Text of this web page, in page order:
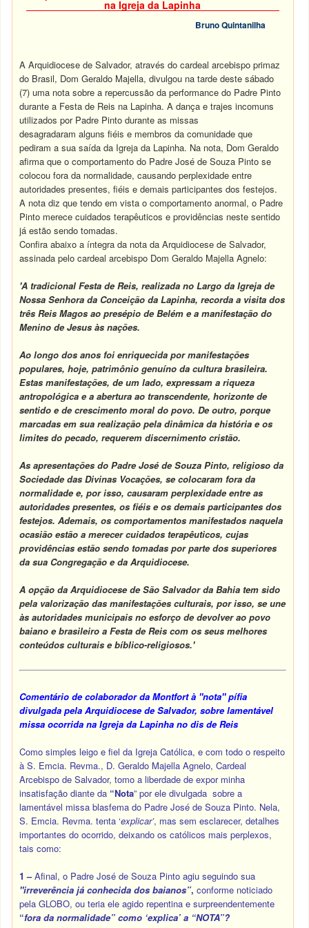
na Igreja da Lapinha
Bruno Quintanilha
A Arquidiocese de Salvador, através do cardeal arcebispo primaz
do Brasil, Dom Geraldo Majella, divulgou na tarde deste sábado
(7) uma nota sobre a repercussão da performance do Padre Pinto
durante a Festa de Reis na Lapinha. A dança e trajes incomuns
utilizados por Padre Pinto durante as missas
desagradaram alguns fiéis e membros da comunidade que
pediram a sua saída da Igreja da Lapinha. Na nota, Dom Geraldo
afirma que o comportamento do Padre José de Souza Pinto se
colocou fora da normalidade, causando perplexidade entre
autoridades presentes, fiéis e demais participantes dos festejos.
A nota diz que tendo em vista o comportamento anormal, o Padre
Pinto merece cuidados terapêuticos e providências neste sentido
já estão sendo tomadas.
Confira abaixo a íntegra da nota da Arquidiocese de Salvador,
assinada pelo cardeal arcebispo Dom Geraldo Majella Agnelo:
'A tradicional Festa de Reis, realizada no Largo da Igreja de
Nossa Senhora da Conceição da Lapinha, recorda a visita dos
três Reis Magos ao presépio de Belém e a manifestação do
Menino de Jesus às nações.
Ao longo dos anos foi enriquecida por manifestações
populares, hoje, patrimônio genuíno da cultura brasileira.
Estas manifestações, de um lado, expressam a riqueza
antropológica e a abertura ao transcendente, horizonte de
sentido e de crescimento moral do povo. De outro, porque
marcadas em sua realização pela dinâmica da história e os
limites do pecado, requerem discernimento cristão.
As apresentações do Padre José de Souza Pinto, religioso da
Sociedade das Divinas Vocações, se colocaram fora da
normalidade e, por isso, causaram perplexidade entre as
autoridades presentes, os fiéis e os demais participantes dos
festejos. Ademais, os comportamentos manifestados naquela
ocasião estão a merecer cuidados terapêuticos, cujas
providências estão sendo tomadas por parte dos superiores
da sua Congregação e da Arquidiocese.
A opção da Arquidiocese de São Salvador da Bahia tem sido
pela valorização das manifestações culturais, por isso, se une
às autoridades municipais no esforço de devolver ao povo
baiano e brasileiro a Festa de Reis com os seus melhores
conteúdos culturais e bíblico-religiosos.'
Comentário de colaborador da Montfort à "nota" pífia
divulgada pela Arquidiocese de Salvador, sobre lamentável
missa ocorrida na Igreja da Lapinha no dis de Reis
Como simples leigo e fiel da Igreja Católica, e com todo o respeito
à S. Emcia. Revma., D. Geraldo Majella Agnelo, Cardeal
Arcebispo de Salvador, tomo a liberdade de expor minha
insatisfação diante da “Nota” por ele divulgada sobre a
lamentável missa blasfema do Padre José de Souza Pinto. Nela,
S. Emcia. Revma. tenta ‘explicar’, mas sem esclarecer, detalhes
importantes do ocorrido, deixando os católicos mais perplexos,
tais como:
1 –Afinal, o Padre José de Souza Pinto agiu seguindo sua
"irreverênciajá conhecida dos baianos”,conforme noticiado
pela GLOBO, ou teria ele agido repentina e surpreendentemente
“fora da normalidade”como ‘explica’a “NOTA”?